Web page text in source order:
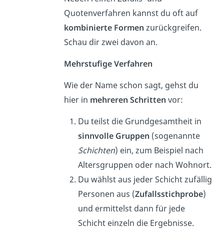
Quotenverfahren kannst du oft auf
kombinierte Formen zurückgreifen.
Schau dir zwei davon an.
Mehrstufige Verfahren
Wie der Name schon sagt, gehst du
hier in mehreren Schritten vor:
Du teilst die Grundgesamtheit in
sinnvolle Gruppen (sogenannte
Schichten) ein, zum Beispiel nach
Altersgruppen oder nach Wohnort.
Du wählst aus jeder Schicht zufällig
Personen aus (Zufallsstichprobe)
und ermittelst dann für jede
Schicht einzeln die Ergebnisse.